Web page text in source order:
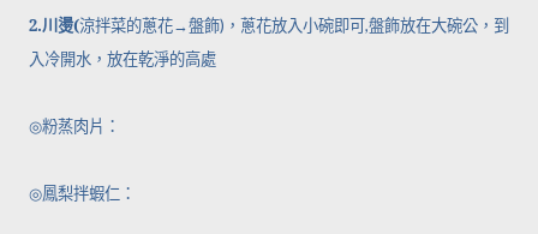
2.川燙(涼拌菜的蔥花→盤飾) ，蔥花放入小碗即可,盤飾放在大碗公，到
入冷開水，放在乾淨的高處
◎粉蒸肉片：
◎鳳梨拌蝦仁：